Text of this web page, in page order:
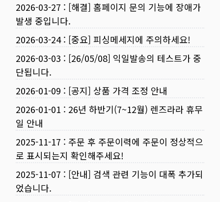
2026-03-27 : [해결] 홈페이지 문의 기능에 장애가
발생 중입니다.
2026-03-24: [중요] 피싱메세지에 주의하세요!
2026-03-03 : [26/05/08] 익일발송의 테스트가 중
단됩니다.
2026-01-09 : [공지] 상품 가격 조정 안내
2026-01-01 : 26년 하반기(7~12월) 렌즈라라 휴무
일 안내
2025-11-17 : 주문 후 주문이력에 주문이 정상적으
로 표시되는지 확인해주세요!
2025-11-07 : [안내] 검색 관련 기능이 대폭 추가되
었습니다.